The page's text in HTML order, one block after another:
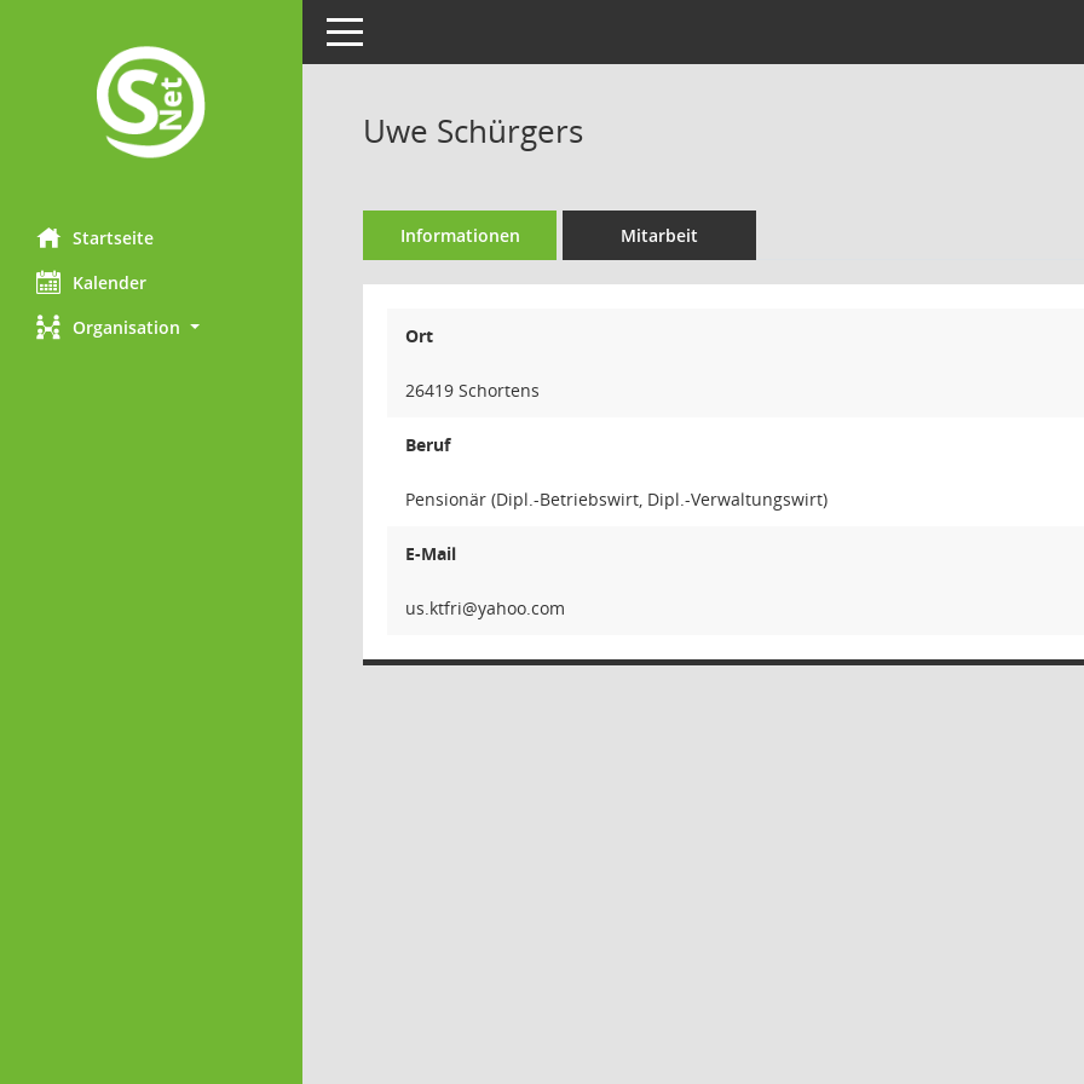
Startseite
Kalender
Organisation
Toggle navigation
Uwe Schürgers
Informationen Mitarbeit
Ort
26419 Schortens
Beruf
Pensionär (Dipl.-Betriebswirt, Dipl.-Verwaltungswirt)
E-Mail
irft